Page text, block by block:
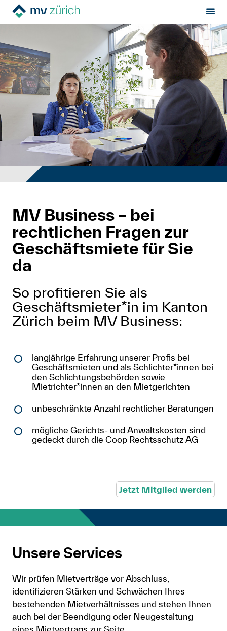
Mietrecht
Hilfe von Fachleuten
Politik & Positionen
Über uns
Events
Newsletter
Mitglied werden
Anmelden
Shop
Suche
MV Business – bei
rechtlichen Fragen zur
Geschäftsmiete für Sie
da
So profitieren Sie als
Geschäftsmieter*in im Kanton
Zürich beim MV Business:
langjährige Erfahrung unserer Profis bei
Geschäftsmieten und als Schlichter*innen bei
den Schlichtungsbehörden sowie
Mietrichter*innen an den Mietgerichten
unbeschränkte Anzahl rechtlicher Beratungen
mögliche Gerichts- und Anwaltskosten sind
gedeckt durch die Coop Rechtsschutz AG
Jetzt Mitglied werden
Unsere Services
Wir prüfen Mietverträge vor Abschluss,
identifizieren Stärken und Schwächen Ihres
bestehenden Mietverhältnisses und stehen Ihnen
auch bei der Beendigung oder Neugestaltung